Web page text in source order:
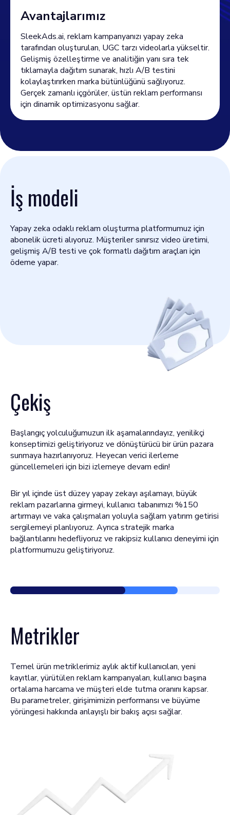
Avantajlarımız
SleekAds.ai, reklam kampanyanızı yapay zeka
tarafından oluşturulan, UGC tarzı videolarla yükseltir.
Gelişmiş özelleştirme ve analitiğin yanı sıra tek
tıklamayla dağıtım sunarak, hızlı A/B testini
kolaylaştırırken marka bütünlüğünü sağlıyoruz.
Gerçek zamanlı içgörüler, üstün reklam performansı
için dinamik optimizasyonu sağlar.
İş modeli
Yapay zeka odaklı reklam oluşturma platformumuz için
abonelik ücreti alıyoruz. Müşteriler sınırsız video üretimi,
gelişmiş A/B testi ve çok formatlı dağıtım araçları için
ödeme yapar.
Çekiş
Başlangıç yolculuğumuzun ilk aşamalarındayız, yenilikçi
konseptimizi geliştiriyoruz ve dönüştürücü bir ürün pazara
sunmaya hazırlanıyoruz. Heyecan verici ilerleme
güncellemeleri için bizi izlemeye devam edin!
Bir yıl içinde üst düzey yapay zekayı aşılamayı, büyük
reklam pazarlarına girmeyi, kullanıcı tabanımızı %150
artırmayı ve vaka çalışmaları yoluyla sağlam yatırım getirisi
sergilemeyi planlıyoruz. Ayrıca stratejik marka
bağlantılarını hedefliyoruz ve rakipsiz kullanıcı deneyimi için
platformumuzu geliştiriyoruz.
Metrikler
Temel ürün metriklerimiz aylık aktif kullanıcıları, yeni
kayıtlar, yürütülen reklam kampanyaları, kullanıcı başına
ortalama harcama ve müşteri elde tutma oranını kapsar.
Bu parametreler, girişimimizin performansı ve büyüme
yörüngesi hakkında anlayışlı bir bakış açısı sağlar.